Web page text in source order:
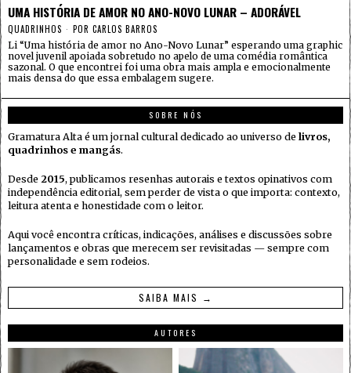
UMA HISTÓRIA DE AMOR NO ANO-NOVO LUNAR – ADORÁVEL
QUADRINHOS POR CARLOS BARROS
Li “Uma história de amor no Ano-Novo Lunar” esperando uma graphic
novel juvenil apoiada sobretudo no apelo de uma comédia romântica
sazonal. O que encontrei foi uma obra mais ampla e emocionalmente
mais densa do que essa embalagem sugere.
SOBRE NÓS
Gramatura Alta é um jornal cultural dedicado ao universo de livros,
quadrinhos e mangás.
Desde 2015, publicamos resenhas autorais e textos opinativos com
independência editorial, sem perder de vista o que importa: contexto,
leitura atenta e honestidade com o leitor.
Aqui você encontra críticas, indicações, análises e discussões sobre
lançamentos e obras que merecem ser revisitadas — sempre com
personalidade e sem rodeios.
SAIBA MAIS →
AUTORES